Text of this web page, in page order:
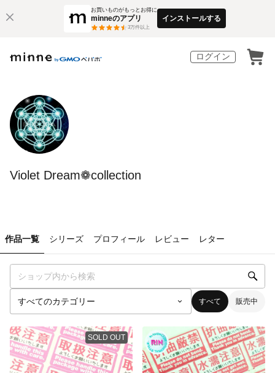
お買いものがもっとお得に
minneのアプリ
3万件以上
インストールする
ログイン
Violet Dream❁ collection
作品一覧 シリーズ プロフィール レビュー レター
すべて 販売中
SOLD OUT